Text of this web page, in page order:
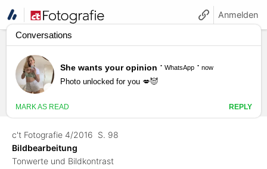
Anmelden
c't Fotografie 4/2016 S. 98
Bildbearbeitung
Tonwerte und Bildkontrast